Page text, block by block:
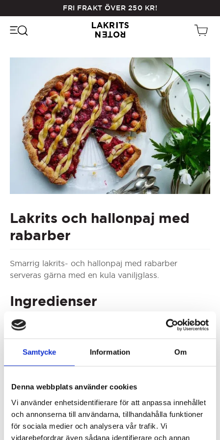
Samtycke Information Om
Denna webbplats använder cookies
Vi använder enhetsidentifierare för att anpassa innehållet
och annonserna till användarna, tillhandahålla funktioner
för sociala medier och analysera vår trafik. Vi
vidarebefordrar även sådana identifierare och annan
main
FRI FRAKT ÖVER 250 KR!
Lakrits och hallonpaj med
rabarber
Smarrig lakrits- och hallonpaj med rabarber
serveras gärna med en kula vaniljglass.
Ingredienser
Pajskal:
60g
Florsocker
180g
Vetemjöl
120g
Smör
100g
Frysta hallon
100g
Rabarber
250g
Lakritshallonkulor